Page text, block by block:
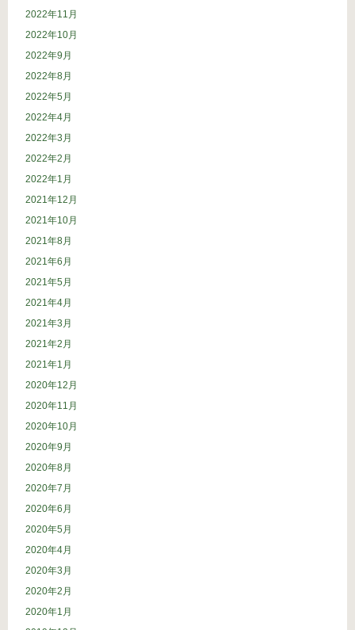
2022年11月
2022年10月
2022年9月
2022年8月
2022年5月
2022年4月
2022年3月
2022年2月
2022年1月
2021年12月
2021年10月
2021年8月
2021年6月
2021年5月
2021年4月
2021年3月
2021年2月
2021年1月
2020年12月
2020年11月
2020年10月
2020年9月
2020年8月
2020年7月
2020年6月
2020年5月
2020年4月
2020年3月
2020年2月
2020年1月